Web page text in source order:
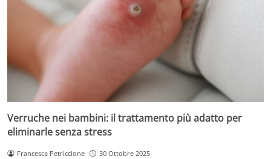
Verruche nei bambini: il trattamento più adatto per
eliminarle senza stress
Francesca Petriccione 30 Ottobre 2025